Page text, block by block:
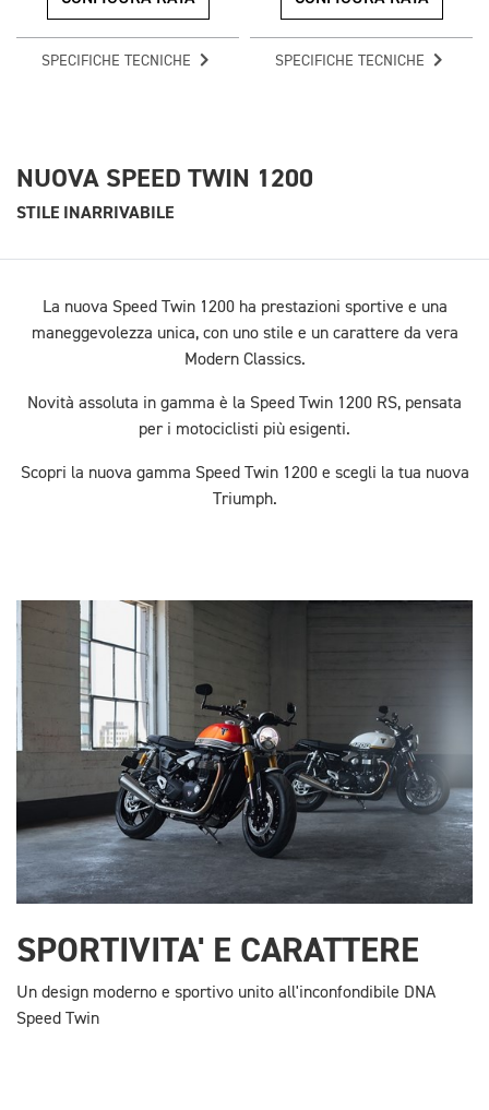
SPECIFICHE TECNICHE SPECIFICHE TECNICHE
NUOVA SPEED TWIN 1200
STILE INARRIVABILE
La nuova Speed Twin 1200 ha prestazioni sportive e una
maneggevolezza unica, con uno stile e un carattere da vera
Modern Classics.
Novità assoluta in gamma è la Speed Twin 1200 RS, pensata
per i motociclisti più esigenti.
Scopri la nuova gamma Speed Twin 1200 e scegli la tua nuova
Triumph.
SPORTIVITA' E CARATTERE
Un design moderno e sportivo unito all'inconfondibile DNA
Speed Twin